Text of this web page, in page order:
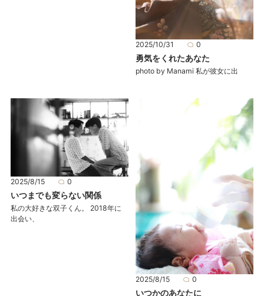
2025/10/31 0
勇気をくれたあなた
photo by Manami 私が彼女に出
2025/8/15 0
いつまでも変らない関係
私の大好きな双子くん。 2018年に
出会い、
2025/8/15 0
いつかのあなたに